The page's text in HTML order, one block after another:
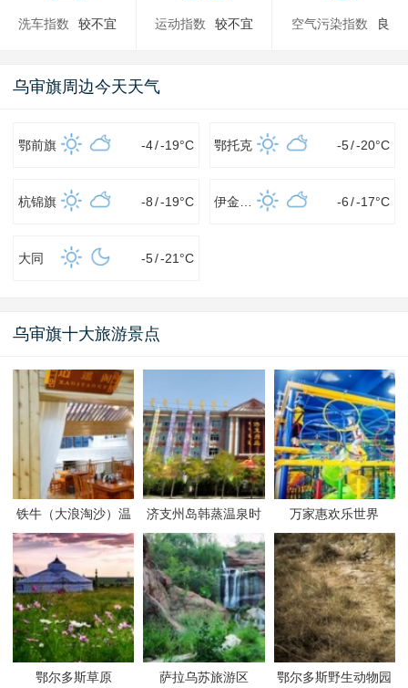
洗车指数 较不宜 运动指数 较不宜 空气污染指数 良
乌审旗周边今天天气
鄂前旗 -4/-19°C 鄂托克 -5/-20°C
杭锦旗 -8/-19°C -6 /-17°C
大同 -5/-21 °C
乌审旗十大旅游景点
铁牛（大浪淘沙）温
泉会馆
济支州岛韩蒸温泉时
代
万家惠欢乐世界
鄂尔多斯草原 萨拉乌苏旅游区 鄂尔多斯野生动物园